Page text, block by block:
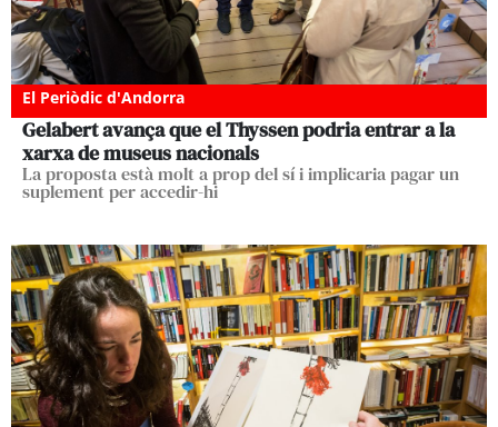
El Periòdic d'Andorra
Gelabert avança que el Thyssen podria entrar a la
xarxa de museus nacionals
La proposta està molt a prop del sí i implicaria pagar un
suplement per accedir-hi